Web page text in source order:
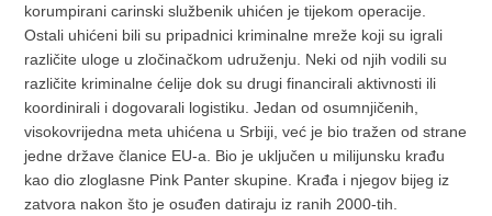
korumpirani carinski službenik uhićen je tijekom operacije.
Ostali uhićeni bili su pripadnici kriminalne mreže koji su igrali
različite uloge u zločinačkom udruženju. Neki od njih vodili su
različite kriminalne ćelije dok su drugi financirali aktivnosti ili
koordinirali i dogovarali logistiku. Jedan od osumnjičenih,
visokovrijedna meta uhićena u Srbiji, već je bio tražen od strane
jedne države članice EU-a. Bio je uključen u milijunsku krađu
kao dio zloglasne Pink Panter skupine. Krađa i njegov bijeg iz
zatvora nakon što je osuđen datiraju iz ranih 2000-tih.